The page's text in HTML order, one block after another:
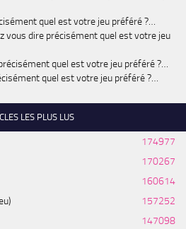
quel est votre jeu préféré ?…
vous dire précisément quel est votre jeu
quel est votre jeu préféré ?…
quel est votre jeu préféré ?…
LES PLUS LUS
174977
170267
160614
157252
147098